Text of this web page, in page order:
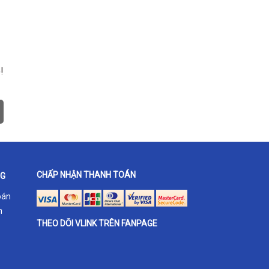
CHẤP NHẬN THANH TOÁN
THEO DÕI VLINK TRÊN FANPAGE